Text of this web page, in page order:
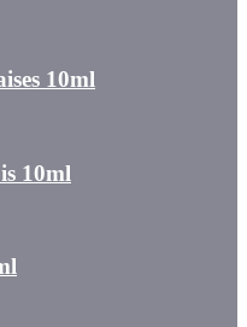
10ml
10ml